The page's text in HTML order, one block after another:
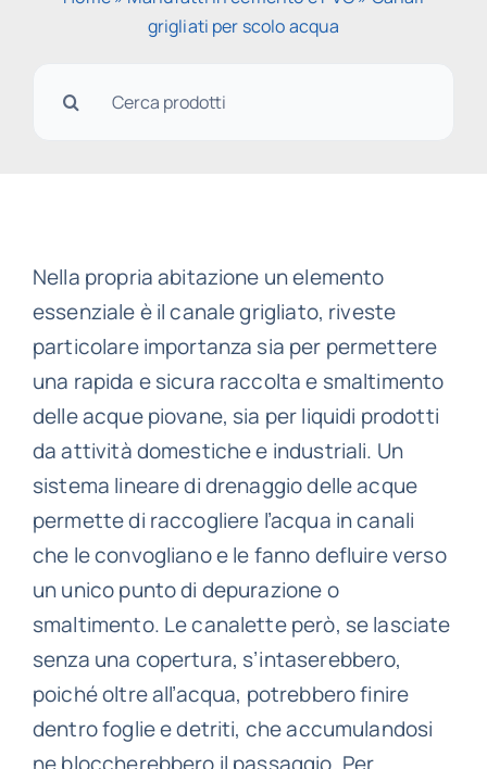
grigliati per scolo acqua
per:
Nella propria abitazione un elemento
essenziale è il canale grigliato, riveste
particolare importanza sia per permettere
una rapida e sicura raccolta e smaltimento
delle acque piovane, sia per liquidi prodotti
da attività domestiche e industriali. Un
sistema lineare di drenaggio delle acque
permette di raccogliere l’acqua in canali
che le convogliano e le fanno defluire verso
un unico punto di depurazione o
smaltimento. Le canalette però, se lasciate
senza una copertura, s’intaserebbero,
poiché oltre all’acqua, potrebbero finire
dentro foglie e detriti, che accumulandosi